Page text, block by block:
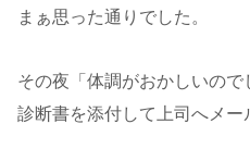
まぁ思った通りでした。
その夜「体調がおかしいの
診断書を添付して上司へメー